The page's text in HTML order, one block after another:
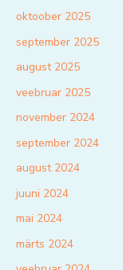
oktoober 2025
september 2025
august 2025
veebruar 2025
november 2024
september 2024
august 2024
juuni 2024
mai 2024
märts 2024